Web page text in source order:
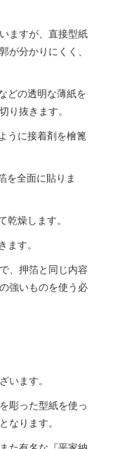
ますが、直接型紙
が分かりにくく、
どの透明な薄紙を
り抜きます。
うに接着剤を檜篦
を全面に貼りま
燥します。
す。
、押箔と同じ内容
強いものを使う必
います。
彫った型紙を使っ
なります。